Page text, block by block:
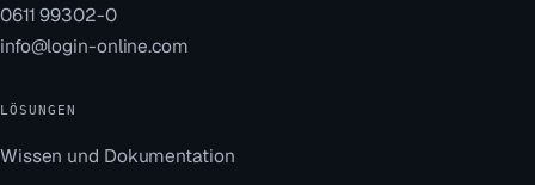
0611 99302-0
info@login-online.com
LÖSUNGEN
Wissen und Dokumentation